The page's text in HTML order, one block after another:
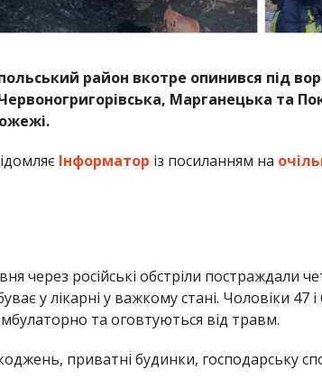
район вкотре опинився під
Марганецька та
Інформатор із посиланням на
через російські обстріли постраждали
у лікарні у важкому стані. Чоловіки 47
та оговтуються від травм.
приватні будинки, господарську